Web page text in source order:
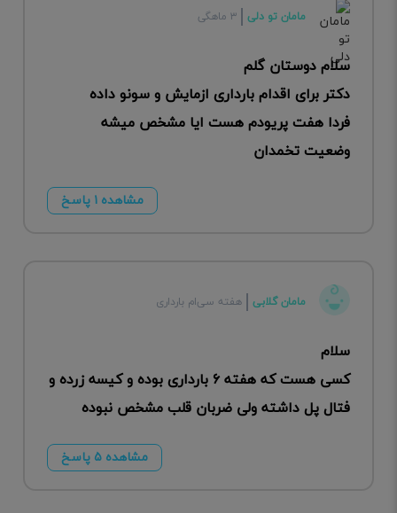
مامان تو دلی ۳ ماهگی
سلام دوستان گلم
دکتر برای اقدام بارداری ازمایش و سونو داده
فردا هفت پریودم هست ایا مشخص میشه
وضعیت تخمدان
مشاهده ۱ پاسخ
مامان گلابی هفته سی‌ام بارداری
سلام
کسی هست که هفته ۶ بارداری بوده و کیسه زرده و
فتال پل داشته ولی ضربان قلب مشخص نبوده
مشاهده ۵ پاسخ